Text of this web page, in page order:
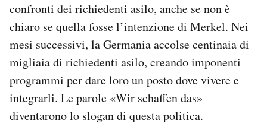
confronti dei richiedenti asilo, anche se non è
chiaro se quella fosse l’intenzione di Merkel. Nei
mesi successivi, la Germania accolse centinaia di
migliaia di richiedenti asilo, creando imponenti
programmi per dare loro un posto dove vivere e
integrarli. Le parole «Wir schaffen das»
diventarono lo slogan di questa politica.